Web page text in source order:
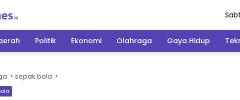
Politik Ekonomi Olahraga Gaya Hidup
sepak bola